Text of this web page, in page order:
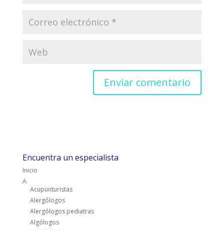
Encuentra un especialista
Inicio
A
Acupunturistas
Alergólogos
Alergólogos pediatras
Algólogos